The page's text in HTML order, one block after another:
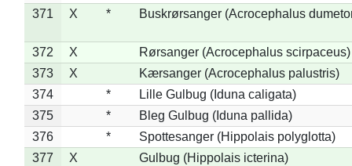
371
X * Buskrørsanger (Acrocephalus
372 X
Rørsanger (Acrocephalus scirpaceus)
373
X
Kærsanger (Acrocephalus palustris)
374
*
Lille Gulbug (Iduna caligata)
375
*
Bleg Gulbug (Iduna pallida)
376
*
Spottesanger (Hippolais polyglotta)
377
X
Gulbug (Hippolais icterina)